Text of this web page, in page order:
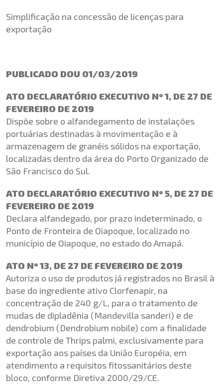
Simplificação na concessão de licenças para
exportação
PUBLICADO DOU 01/03/2019
ATO DECLARATÓRIO EXECUTIVO Nº 1, DE 27 DE
FEVEREIRO DE 2019
Dispõe sobre o alfandegamento de instalações
portuárias destinadas à movimentação e à
armazenagem de granéis sólidos na exportação,
localizadas dentro da área do Porto Organizado de
São Francisco do Sul.
ATO DECLARATÓRIO EXECUTIVO Nº 5, DE 27 DE
FEVEREIRO DE 2019
Declara alfandegado, por prazo indeterminado, o
Ponto de Fronteira de Oiapoque, localizado no
município de Oiapoque, no estado do Amapá.
ATO Nº 13, DE 27 DE FEVEREIRO DE 2019
Autoriza o uso de produtos já registrados no Brasil à
base do ingrediente ativo Clorfenapir, na
concentração de 240 g/L, para o tratamento de
mudas de dipladênia (Mandevilla sanderi) e de
dendrobium (Dendrobium nobile) com a finalidade
de controle de Thrips palmi, exclusivamente para
exportação aos países da União Européia, em
atendimento a requisitos fitossanitários deste
bloco, conforme Diretiva 2000/29/CE.